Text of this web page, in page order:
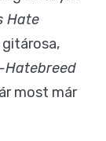
Hate
Hatebreed
most már